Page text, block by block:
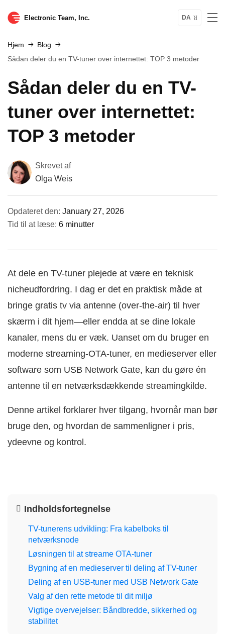
Electronic Team, Inc. DA
Hjem
Blog
Sådan deler du en TV-tuner over internettet: TOP 3 metoder
Sådan deler du en TV-
tuner over internettet:
TOP 3 metoder
Skrevet af
Olga Weis
Opdateret den: January 27, 2026
Tid til at læse: 6 minutter
At dele en TV-tuner plejede at være en teknisk
nicheudfordring. I dag er det en praktisk måde at
bringe gratis tv via antenne (over-the-air) til hver
skærm i dit hjem—eller endda at se dine lokale
kanaler, mens du er væk. Uanset om du bruger en
moderne streaming-OTA-tuner, en medieserver eller
software som USB Network Gate, kan du gøre én
antenne til en netværksdækkende streamingkilde.
Denne artikel forklarer hver tilgang, hvornår man bør
bruge den, og hvordan de sammenligner i pris,
ydeevne og kontrol.
Indholdsfortegnelse
TV-tunerens udvikling: Fra kabelboks til
netværksnode
Løsningen til at streame OTA-tuner
Bygning af en medieserver til deling af TV-tuner
Deling af en USB-tuner med USB Network Gate
Valg af den rette metode til dit miljø
Vigtige overvejelser: Båndbredde, sikkerhed og
stabilitet